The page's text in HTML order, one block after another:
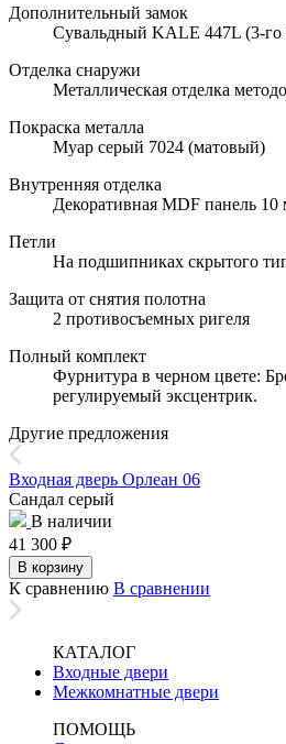
Дополнительный замок
Сувальдный KALE 447L (3-го
Отделка снаружи
Металлическая отделка
Покраска металла
Муар серый 7024 (матовый)
Внутренняя отделка
Декоративная MDF панель
Петли
На подшипниках скрытого
Защита от снятия полотна
2 противосъемных ригеля
Полный комплект
Фурнитура в черном цвете:
регулируемый эксцентрик.
Другие предложения
Входная дверь Орлеан 06
Сандал серый
В наличии
41 300 ₽
В корзину
К сравнению В сравнении
КАТАЛОГ
Входные двери
Межкомнатные двери
ПОМОЩЬ